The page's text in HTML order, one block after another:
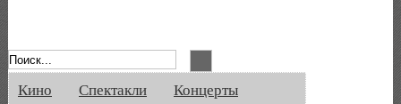
Кино Спектакли
Концерты